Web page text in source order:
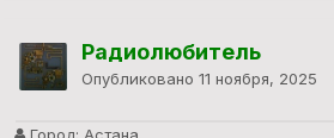
Радиолюбитель
Опубликовано 11 ноября, 2025